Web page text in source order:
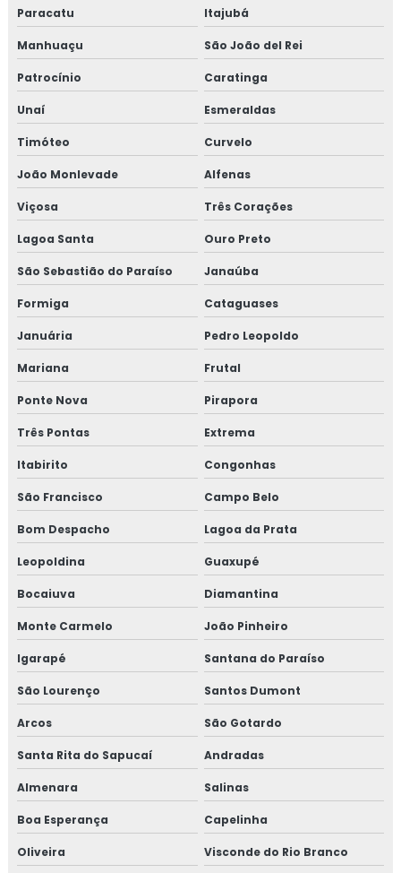
Isolamento térmico para onshore
Isolamento térmico para refinaria
Isolamento térmico para refinaria de petróleo
Isolamento térmico para steel frame
Isolamento térmico para tanques
Isolamento térmico para tubulação
Isolamento térmico para tubulação de água gelada rj
Isolamento térmico para tubulação de água quente
Isolamento térmico para tubulação de cobre
Isolamento térmico poliuretano
Isolamento térmico poliuretano injetado
Isolamento térmico poliuretano injetado preço
Isolamento térmico tubo de água quente
Isolamento térmico tubulação industrial
Janela de inspeção termográfica
Jaquetas térmica para turbina
Jaquetas térmicas isolantes
Paracatu Itajubá
Manhuaçu São João del Rei
Patrocínio Caratinga
Unaí Esmeraldas
Timóteo Curvelo
João Monlevade Alfenas
Viçosa Três Corações
Lagoa Santa Ouro Preto
São Sebastião do Paraíso Janaúba
Formiga Cataguases
Januária Pedro Leopoldo
Mariana Frutal
Ponte Nova Pirapora
Três Pontas Extrema
Itabirito Congonhas
São Francisco Campo Belo
Bom Despacho Lagoa da Prata
Leopoldina Guaxupé
Bocaiuva Diamantina
Monte Carmelo João Pinheiro
Igarapé Santana do Paraíso
São Lourenço Santos Dumont
Arcos São Gotardo
Santa Rita do Sapucaí Andradas
Almenara Salinas
Boa Esperança Capelinha
Oliveira Visconde do Rio Branco